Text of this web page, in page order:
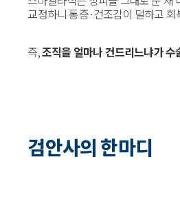
교정하니 통증·건조감이 덜하고 회
즉,조직을 얼마나 건드리느냐가 수
검안사의 한마디